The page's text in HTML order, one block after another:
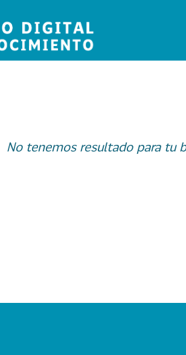
No tenemos resultado para tu